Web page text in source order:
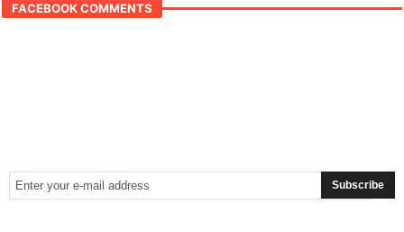
FACEBOOK COMMENTS